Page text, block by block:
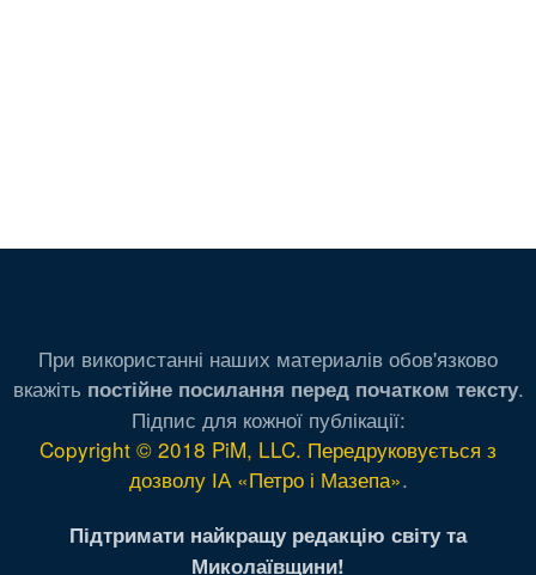
При використанні наших материалів обов'язково
вкажіть постійне посилання перед початком тексту.
Підпис для кожної публікації:
Copyright © 2018 PiM, LLC. Передруковується з
дозволу ІА «Петро і Мазепа».
Підтримати найкращу редакцію світу та
Миколаївщини!